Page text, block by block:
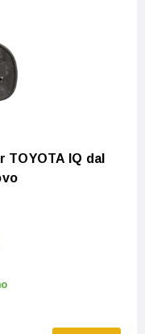
IQ dal